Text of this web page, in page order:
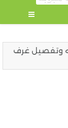
وتفصيل غرف